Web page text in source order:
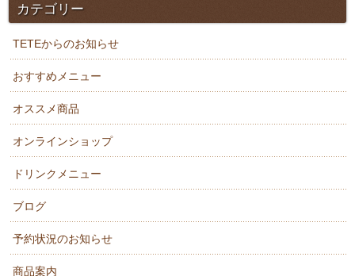
カテゴリー
TETEからのお知らせ
おすすめメニュー
オススメ商品
オンラインショップ
ドリンクメニュー
ブログ
予約状況のお知らせ
商品案内